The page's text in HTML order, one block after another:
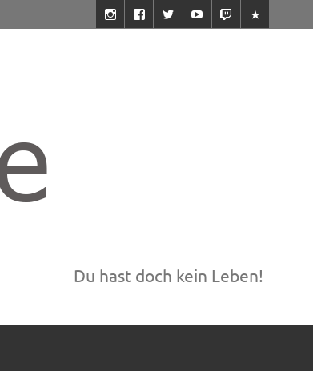
Du hast doch kein Leben!